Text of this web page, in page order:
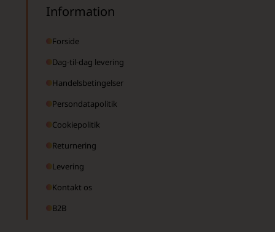
Information
Forside
Dag-til-dag levering
Handelsbetingelser
Persondatapolitik
Cookiepolitik
Returnering
Levering
Kontakt os
B2B